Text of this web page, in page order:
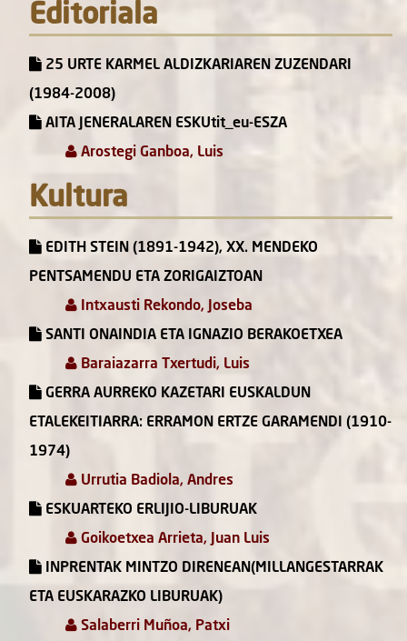
Editoriala
25 URTE KARMEL ALDIZKARIAREN ZUZENDARI
(1984-2008)
AITA JENERALAREN ESKUtit_eu-ESZA
Arostegi Ganboa, Luis
Kultura
EDITH STEIN (1891-1942), XX. MENDEKO
PENTSAMENDU ETA ZORIGAIZTOAN
Intxausti Rekondo, Joseba
SANTI ONAINDIA ETA IGNAZIO BERAKOETXEA
Baraiazarra Txertudi, Luis
GERRA AURREKO KAZETARI EUSKALDUN
ETALEKEITIARRA: ERRAMON ERTZE GARAMENDI (1910-
1974)
Urrutia Badiola, Andres
ESKUARTEKO ERLIJIO-LIBURUAK
Goikoetxea Arrieta, Juan Luis
INPRENTAK MINTZO DIRENEAN(MILLANGESTARRAK
ETA EUSKARAZKO LIBURUAK)
Salaberri Muñoa, Patxi